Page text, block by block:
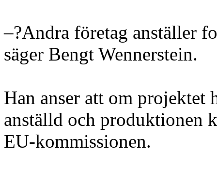
–?Andra företag anställer
säger Bengt Wennerstein.
Han anser att om projektet
anställd och produktionen
EU-kommissionen.